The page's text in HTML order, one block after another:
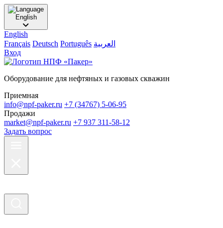
English
English
Français Deutsch Português العربية
Вход
Оборудование для нефтяных и газовых скважин
Приемная
info@npf-paker.ru +7 (34767) 5-06-95
Продажи
market@npf-paker.ru +7 937 311-58-12
Задать вопрос